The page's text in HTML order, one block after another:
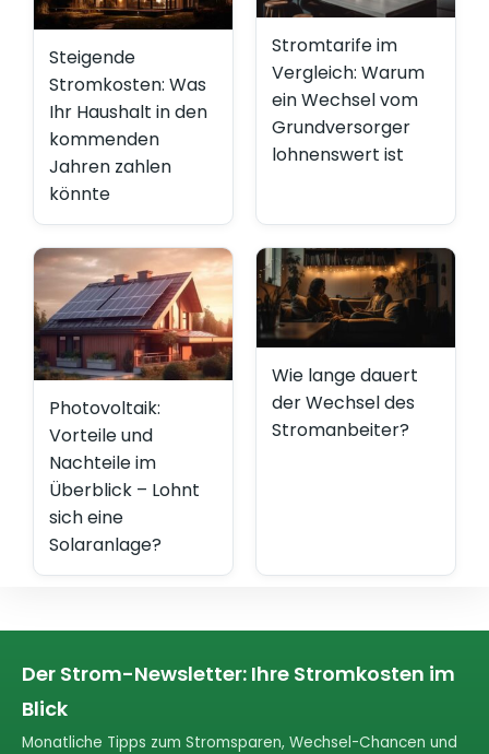
Steigende
Stromkosten: Was
Ihr Haushalt in den
kommenden
Jahren zahlen
könnte
Stromtarife im
Vergleich: Warum
ein Wechsel vom
Grundversorger
lohnenswert ist
Photovoltaik:
Vorteile und
Nachteile im
Überblick – Lohnt
sich eine
Solaranlage?
Wie lange dauert
der Wechsel des
Stromanbeiter?
Der Strom-Newsletter: Ihre Stromkosten im
Blick
Monatliche Tipps zum Stromsparen, Wechsel-Chancen und